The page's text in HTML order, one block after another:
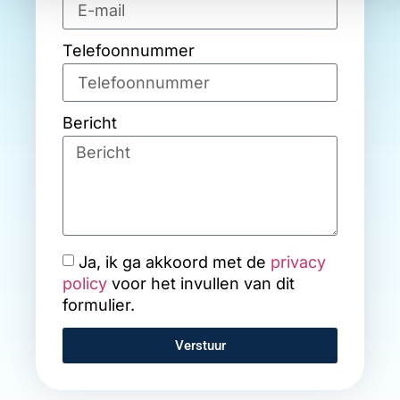
Telefoonnummer
Bericht
Ja, ik ga akkoord met de privacy
policy voor het invullen van dit
formulier.
Verstuur